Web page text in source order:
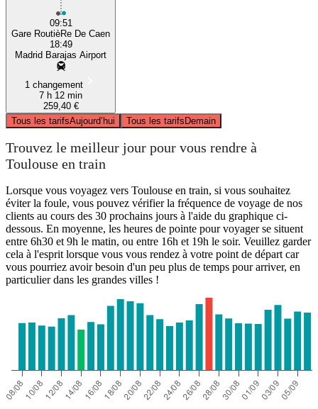
09:51
Gare RoutièRe De Caen
18:49
Madrid Barajas Airport
1 changement
7 h 12 min
259,40 €
Tous les tarifsAujourd’hui Tous les tarifsDemain
Trouvez le meilleur jour pour vous rendre à
Toulouse en train
Lorsque vous voyagez vers Toulouse en train, si vous souhaitez
éviter la foule, vous pouvez vérifier la fréquence de voyage de nos
clients au cours des 30 prochains jours à l'aide du graphique ci-
dessous. En moyenne, les heures de pointe pour voyager se situent
entre 6h30 et 9h le matin, ou entre 16h et 19h le soir. Veuillez garder
cela à l'esprit lorsque vous vous rendez à votre point de départ car
vous pourriez avoir besoin d'un peu plus de temps pour arriver, en
particulier dans les grandes villes !